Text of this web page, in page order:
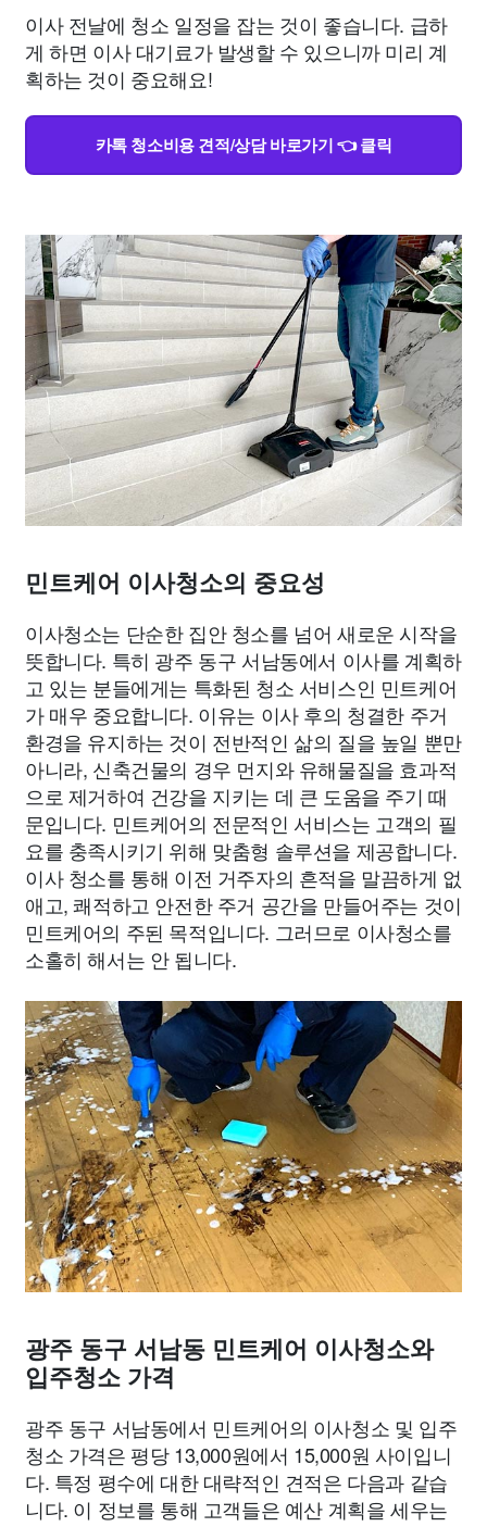
이사 전날에 청소 일정을 잡는 것이 좋습니다. 급하
게 하면 이사 대기료가 발생할 수 있으니까 미리 계
획하는 것이 중요해요!
카톡 청소비용 견적/상담 바로가기 👈 클릭
민트케어 이사청소의 중요성
이사청소는 단순한 집안 청소를 넘어 새로운 시작을
뜻합니다. 특히 광주 동구 서남동에서 이사를 계획하
고 있는 분들에게는 특화된 청소 서비스인 민트케어
가 매우 중요합니다. 이유는 이사 후의 청결한 주거
환경을 유지하는 것이 전반적인 삶의 질을 높일 뿐만
아니라, 신축건물의 경우 먼지와 유해물질을 효과적
으로 제거하여 건강을 지키는 데 큰 도움을 주기 때
문입니다. 민트케어의 전문적인 서비스는 고객의 필
요를 충족시키기 위해 맞춤형 솔루션을 제공합니다.
이사 청소를 통해 이전 거주자의 흔적을 말끔하게 없
애고, 쾌적하고 안전한 주거 공간을 만들어주는 것이
민트케어의 주된 목적입니다. 그러므로 이사청소를
소홀히 해서는 안 됩니다.
광주 동구 서남동 민트케어 이사청소와
입주청소 가격
광주 동구 서남동에서 민트케어의 이사청소 및 입주
청소 가격은 평당 13,000원에서 15,000원 사이입니
다. 특정 평수에 대한 대략적인 견적은 다음과 같습
니다. 이 정보를 통해 고객들은 예산 계획을 세우는